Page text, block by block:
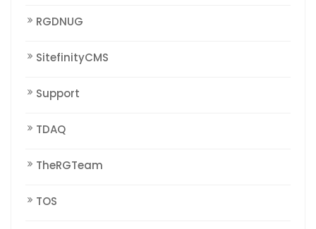
RGDNUG
SitefinityCMS
Support
TDAQ
TheRGTeam
TOS